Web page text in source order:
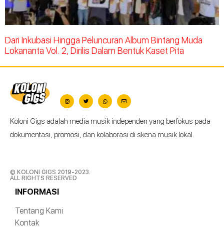
Dari Inkubasi Hingga Peluncuran Album Bintang Muda
Lokananta Vol. 2, Dirilis Dalam Bentuk Kaset Pita
Koloni Gigs adalah media musik independen yang berfokus pada
dokumentasi, promosi, dan kolaborasi di skena musik lokal.
© KOLONI GIGS 2019-2023.
ALL RIGHTS RESERVED
INFORMASI
Tentang Kami
Kontak